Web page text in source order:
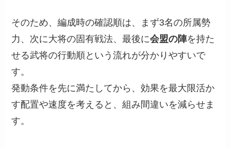
そのため、編成時の確認順は、まず3名の所属勢
力、次に大将の固有戦法、最後に会盟の陣を持た
せる武将の行動順という流れが分かりやすいで
す。
発動条件を先に満たしてから、効果を最大限活か
す配置や速度を考えると、組み間違いを減らせま
す。